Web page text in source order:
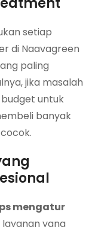
setiap
di Naavagreen
paling
jika masalah
untuk
banyak
mengatur
yang